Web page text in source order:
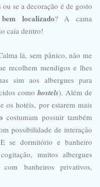
se a decoração é de gosto
bem localizado? A cama
caia dentro!
lá, sem pânico, não me
recolhem mendigos e lhes
sim aos albergues para
como hostels). Além de
os hotéis, por estarem mais
costumam possuir também
possibilidade de interação
se dormitório e banheiro
muitos albergues
banheiros privativos,